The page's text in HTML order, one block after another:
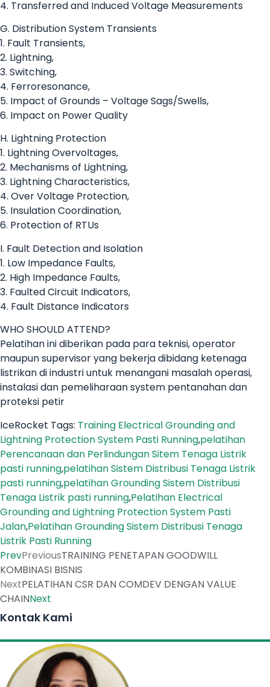
4. Transferred and Induced Voltage Measurements
G. Distribution System Transients
1. Fault Transients,
2. Lightning,
3. Switching,
4. Ferroresonance,
5. Impact of Grounds – Voltage Sags/Swells,
6. Impact on Power Quality
H. Lightning Protection
1. Lightning Overvoltages,
2. Mechanisms of Lightning,
3. Lightning Characteristics,
4. Over Voltage Protection,
5. Insulation Coordination,
6. Protection of RTUs
I. Fault Detection and Isolation
1. Low Impedance Faults,
2. High Impedance Faults,
3. Faulted Circuit Indicators,
4. Fault Distance Indicators
WHO SHOULD ATTEND?
Pelatihan ini diberikan pada para teknisi, operator
maupun supervisor yang bekerja dibidang ketenaga
listrikan di industri untuk menangani masalah operasi,
instalasi dan pemeliharaan system pentanahan dan
proteksi petir
IceRocket Tags: Training Electrical Grounding and
Lightning Protection System Pasti Running,pelatihan
Perencanaan dan Perlindungan Sitem Tenaga Listrik
pasti running,pelatihan Sistem Distribusi Tenaga Listrik
pasti running,pelatihan Grounding Sistem Distribusi
Tenaga Listrik pasti running,Pelatihan Electrical
Grounding and Lightning Protection System Pasti
Jalan,Pelatihan Grounding Sistem Distribusi Tenaga
Listrik Pasti Running
PrevPreviousTRAINING PENETAPAN GOODWILL
KOMBINASI BISNIS
NextPELATIHAN CSR DAN COMDEV DENGAN VALUE
CHAINNext
Kontak Kami